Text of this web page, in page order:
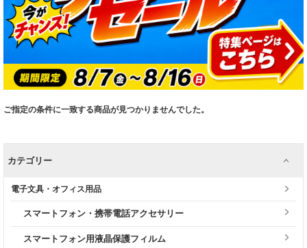
ご指定の条件に一致する商品が見つかりませんでした。
カテゴリー
電子文具・オフィス用品
スマートフォン・携帯電話アクセサリー
スマートフォン用液晶保護フィルム